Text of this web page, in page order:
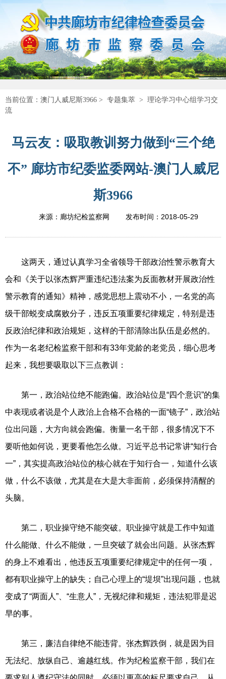
当前位置： 澳门人威尼斯3966 > 专题集萃 > 理论学习中心组学习交
流
马云友：吸取教训努力做到“三个绝
不” 廊坊市纪委监委网站-澳门人威尼
斯3966
来源：廊坊纪检监察网 发布时间： 2018-05-29
这两天，通过认真学习全省领导干部政治性警示教育大
会和《关于以张杰辉严重违纪违法案为反面教材开展政治性
警示教育的通知》精神，感觉思想上震动不小，一名党的高
级干部蜕变成腐败分子，违反五项重要纪律规定，特别是违
反政治纪律和政治规矩，这样的干部清除出队伍是必然的。
作为一名老纪检监察干部和有33年党龄的老党员，细心思考
起来，我想要吸取以下三点教训：
第一，政治站位绝不能跑偏。 政治站位是“四个意识”的集
中表现或者说是个人政治上合格不合格的一面“镜子”，政治站
位出问题，大方向就会跑偏。衡量一名干部，很多情况下不
要听他如何说，更要看他怎么做。习近平总书记常讲“知行合
一”，其实提高政治站位的核心就在于知行合一，知道什么该
做，什么不该做，尤其是在大是大非面前，必须保持清醒的
头脑。
第二，职业操守绝不能突破。 职业操守就是工作中知道
什么能做、什么不能做，一旦突破了就会出问题。从张杰辉
的身上不难看出，他违反五项重要纪律规定中的任何一项，
都有职业操守上的缺失；自己心理上的“堤坝”出现问题，也就
变成了“两面人”、“生意人”，无视纪律和规矩，违法犯罪是迟
早的事。
第三，廉洁自律绝不能违背。 张杰辉跌倒，就是因为目
无法纪、放纵自己、逾越红线。作为纪检监察干部，我们在